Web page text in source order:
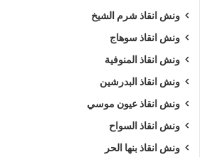
ونش انقاذ شرم الشيخ
ونش انقاذ سوهاج
ونش انقاذ المنوفية
ونش انقاذ البدرشين
ونش انقاذ عيون موسي
ونش انقاذ السواح
ونش انقاذ بنها الحر